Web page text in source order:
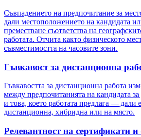
Съвпадението на предпочитание за
дали местоположението на кандидата
преместване съответства на
работата. Отчита както физическото
съвместимостта на часовите зони.
Гъвкавост за дистанционна
Гъвкавостта за дистанционна работа
между предпочитанията на кандидата
и това, което работата предлага — дали
дистанционна, хибридна или на място.
Релевантност на сертификати и